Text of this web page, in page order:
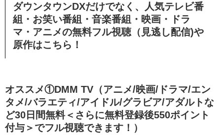
ダウンタウンDXだけでなく、人気テレビ番
組・お笑い番組・音楽番組・映画・ドラ
マ・アニメの無料フル視聴（見逃し配信)や
原作はこちら！
オススメ①DMM TV（アニメ/映画/ドラマ/エン
タメ/バラエティ/アイドル/グラビア/アダルトな
ど30日間無料＜さらに無料登録後550ポイント
付与＞でフル視聴できます！）